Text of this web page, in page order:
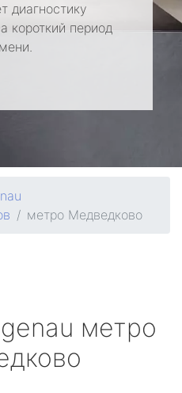
диагностику
короткий период
метро Медведково
метро